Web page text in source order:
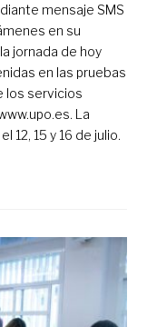
mensaje SMS
en su
jornada de hoy
en las pruebas
los servicios
La
12, 15 y 16 de julio.